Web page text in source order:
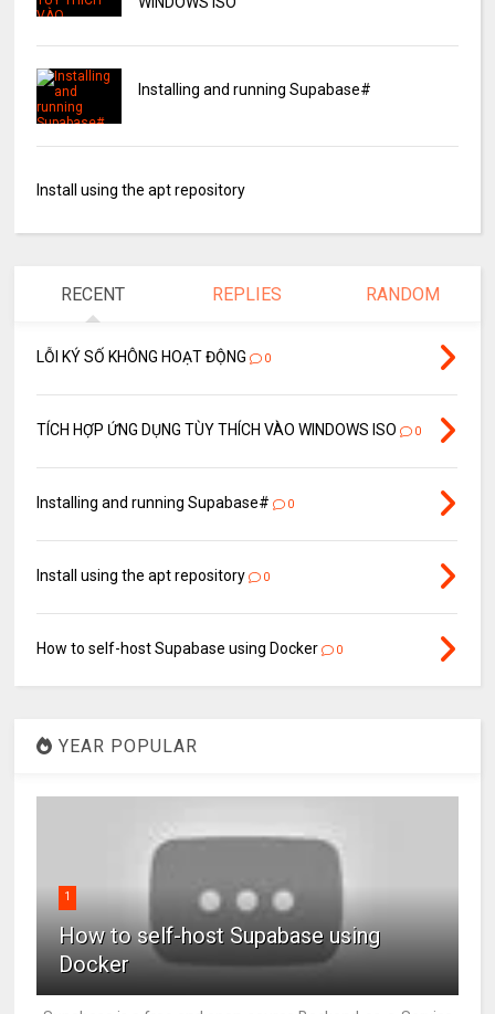
Installing and running Supabase#
Install using the apt repository
RECENT REPLIES RANDOM
LỖI KÝ SỐ KHÔNG HOẠT ĐỘNG 0
TÍCH HỢP ỨNG DỤNG TÙY THÍCH VÀO WINDOWS ISO 0
Installing and running Supabase# 0
Install using the apt repository 0
How to self-host Supabase using Docker 0
YEAR POPULAR
1
How to self-host Supabase using
Docker